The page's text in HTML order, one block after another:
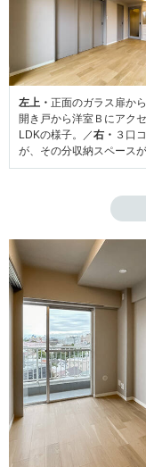
左上・ 正面のガラス扉か
開き戸から洋室Ｂにアク
LDKの様子。／右・ ３口
が、その分収納スペース